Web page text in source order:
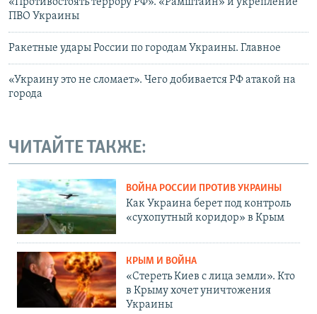
ПВО Украины
Ракетные удары России по городам Украины. Главное
«Украину это не сломает». Чего добивается РФ атакой на
города
ЧИТАЙТЕ ТАКЖЕ:
ВОЙНА РОССИИ ПРОТИВ УКРАИНЫ
Как Украина берет под контроль
«сухопутный коридор» в Крым
КРЫМ И ВОЙНА
«Стереть Киев с лица земли». Кто
в Крыму хочет уничтожения
Украины